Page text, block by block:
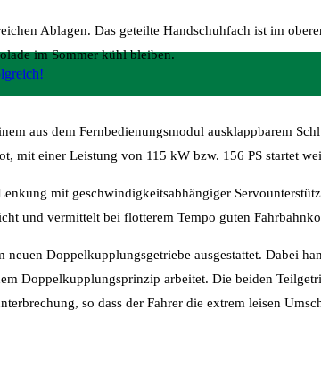
Ablagen. Das geteilte Handschuhfach ist im
im Sommer kühl bleiben.
aus dem Fernbedienungsmodul ausklappbarem
mit einer Leistung von 115 kW bzw. 156 PS startet
mit geschwindigkeitsabhängiger
und vermittelt bei flotterem Tempo guten
neuen Doppelkupplungsgetriebe ausgestattet. Dabei
Doppelkupplungsprinzip arbeitet. Die beiden
so dass der Fahrer die extrem leisen